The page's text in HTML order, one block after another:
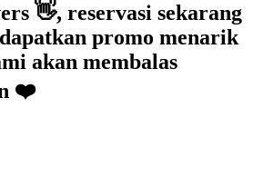
👋, reservasi sekarang
promo menarik
akan membalas
❤️